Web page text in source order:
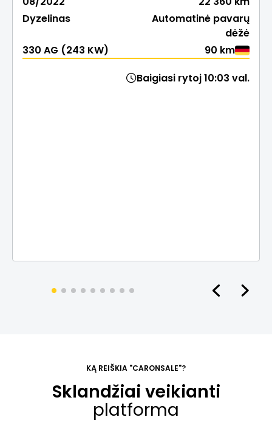
Dyzelinas
Automatinė pavarų
dėžė
330 AG (243 KW)
90 km
Baigiasi rytoj 10:03 val.
KĄ REIŠKIA "CARONSALE"?
Sklandžiai veikianti
platforma